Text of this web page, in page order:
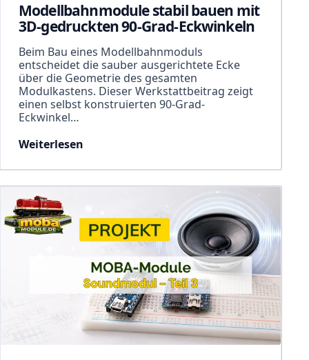
Modellbahnmodule stabil bauen mit
3D-gedruckten 90-Grad-Eckwinkeln
Beim Bau eines Modellbahnmoduls
entscheidet die sauber ausgerichtete Ecke
über die Geometrie des gesamten
Modulkastens. Dieser Werkstattbeitrag zeigt
einen selbst konstruierten 90-Grad-
Eckwinkel…
Weiterlesen